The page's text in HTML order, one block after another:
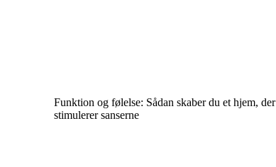
Funktion og følelse: Sådan skaber du et hjem, der
stimulerer sanserne